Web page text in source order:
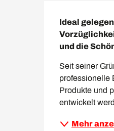
Ideal
und die
Seit seiner
professionelle
Produkte und
entwickelt
Mehr